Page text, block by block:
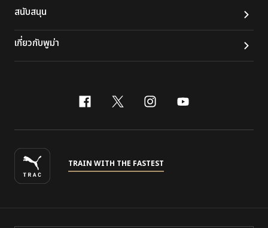
สนับสนุน
เกี่ยวกับพูม่า
facebook
x-twitter
instagram
youtube
TRAIN WITH THE FASTEST